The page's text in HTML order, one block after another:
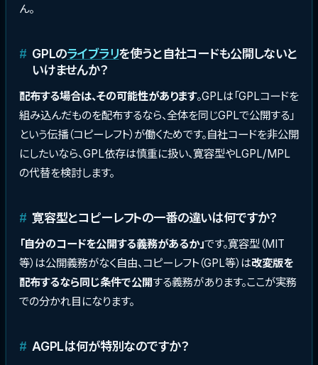
ん。
GPLのライブラリを使うと自社コードも公開しないと
いけませんか？
配布する場合は、その可能性があります。GPLは「GPLコードを
組み込んだものを配布するなら、全体を同じGPLで公開する」
という伝播（コピーレフト）が働くためです。自社コードを非公開
にしたいなら、GPL依存は慎重に扱い、寛容型やLGPL/MPL
の代替を検討します。
寛容型とコピーレフトの一番の違いは何ですか？
「自分のコードを公開する義務があるか」です。寛容型（MIT
等）は公開義務がなく自由、コピーレフト（GPL等）は改変版を
配布するなら同じ条件で公開する義務があります。ここが実務
での分かれ目になります。
AGPLは何が特別なのですか？